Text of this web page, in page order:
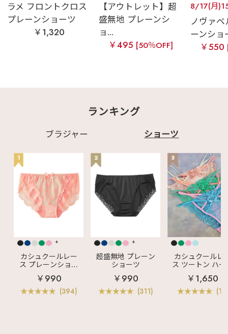
ラメ フロントクロス
プレーンショーツ
￥1,320
【アウトレット】超
盛無地 プレーンシ
ョ...
￥495 [50％OFF]
8/17(月
ノヴァ
ーンショ
￥550
ランキング
ブラジャー ショーツ
1
+
カシュクールレー
ス プレーンショー
ツ
￥990
(394)
2
+
超盛無地 プレーン
ショーツ
￥990
(311)
3
カシュクールレ
ス ツートン ハー
バックショーツ
￥1,650
(11)